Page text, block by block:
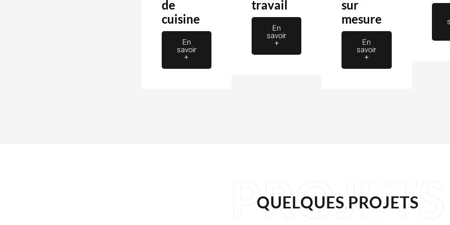
de
cuisine
En
savoir
+
travail
En
savoir
+
sur
mesure
En
savoir
+
PROJETS
QUELQUES PROJETS